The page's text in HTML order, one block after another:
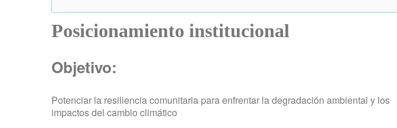
Posicionamiento institucional
Objetivo:
Potenciar la resiliencia comunitaria para enfrentar la degradación ambiental y los
impactos del cambio climático​